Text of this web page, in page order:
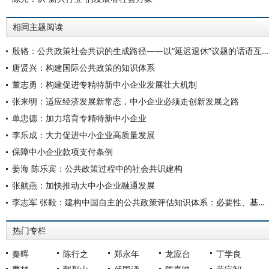
相同主题阅读
殷辂：公共政策社会共识的生成路径——以“延迟退休”议题的话语互动为例
唐贤兴：构建国际公共政策的知识体系
董志勇：构建促进专精特新中小企业发展壮大机制
张来明：适应经济发展新常态，中小企业必须走创新发展之路
单忠德：加力培育专精特新中小企业
李乐成：大力促进中小企业高质量发展
保障中小企业款项支付条例
姜海 陈乐宾：公共政策过程中的社会共识建构
张航燕：加快推动大中小企业融通发展
李志军 张毅：建构中国自主的公共政策评估知识体系：必要性、基本框架与主要途径
热门专栏
秦晖 陈行之 郑永年 龙应台
丁学良